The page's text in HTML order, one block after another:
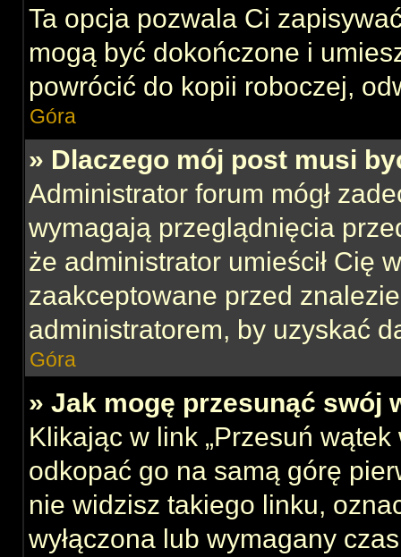
Ta opcja pozwala Ci
mogą być dokończone i
powrócić do kopii roboczej,
Góra
» Dlaczego mój post musi
Administrator forum mógł
wymagają przeglądnięcia
że administrator umieścił Cię
zaakceptowane przed
administratorem, by uzyskać
Góra
» Jak mogę przesunąć swój
Klikając w link „Przesuń
odkopać go na samą górę
nie widzisz takiego linku,
wyłączona lub wymagany